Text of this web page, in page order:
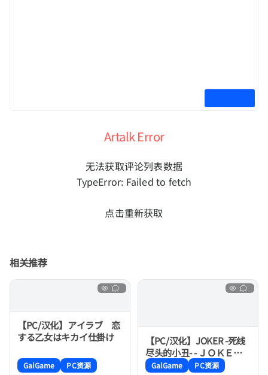
Artalk Error
无法获取评论列表数据
TypeError: Failed to fetch
点击重新获取
相关推荐
【PC/汉化】アイラブ 恋
する乙女はキカイ仕掛け
GalGame PC资源
【PC/汉化】JOKER -死线
尽头的小丑- - ＪＯＫＥＲ -
死線の果ての道化師-
GalGame PC资源